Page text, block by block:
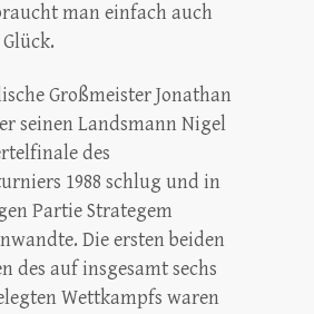
man einfach auch
Großmeister Jonathan
seinen Landsmann Nigel
des
1988 schlug und in
Partie Strategem
Die ersten beiden
des auf insgesamt sechs
Wettkampfs waren